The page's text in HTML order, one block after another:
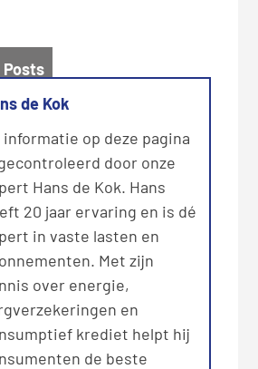
de Kok
informatie op deze pagina
door onze
Hans de Kok. Hans
20 jaar ervaring en is dé
in vaste lasten en
Met zijn
over energie,
en
krediet helpt hij
de beste